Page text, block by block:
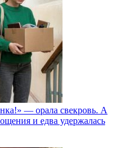
— орала свекровь. А
и едва удержалась